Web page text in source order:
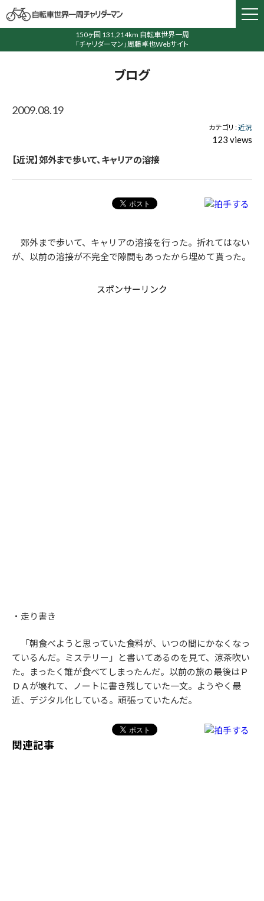
150ヶ国 131,214km 自転車世界一周
「チャリダーマン」周藤卓也Webサイト
ブログ
2009.08.19
カテゴリ :近況
123 views
【近況】郊外まで歩いて、キャリアの溶接
郊外まで歩いて、キャリアの溶接を行った。折れてはない
が、以前の溶接が不完全で隙間もあったから埋めて貰った。
スポンサーリンク
・走り書き
「朝食べようと思っていた食料が、いつの間にかなくなっ
ているんだ。ミステリー」と書いてあるのを見て、涼茶吹い
た。まったく誰が食べてしまったんだ。以前の旅の最後はＰ
ＤＡが壊れて、ノートに書き残していた一文。ようやく最
近、デジタル化している。頑張っていたんだ。
関連記事